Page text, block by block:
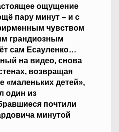
ощущение
пару минут – и с
чувством
грандиозным
сам Есауленко…
на видео, снова
возвращая
«маленьких детей»,
один из
почтили
минутой